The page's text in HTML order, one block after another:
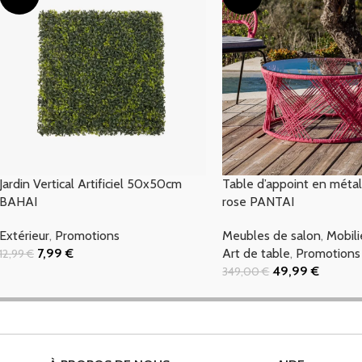
Jardin Vertical Artificiel 50x50cm
BAHAI
Extérieur, Promotions
12,99€ 7,99€
Table d’appoint en
rose PANTAI
Meubles de salon,
Art de table, Promotions
349,00€ 49,99€